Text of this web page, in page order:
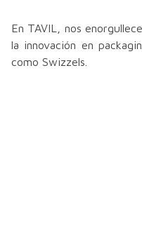
En TAVIL, nos
la innovación en
como Swizzels.